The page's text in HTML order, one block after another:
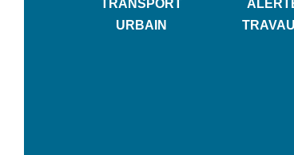
TRANSPORT
URBAIN